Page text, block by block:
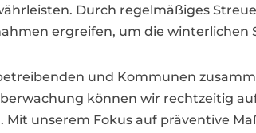
Durch regelmäßiges
ergreifen, um die
und Kommunen
können wir rechtzeitig
unserem Fokus auf präventive